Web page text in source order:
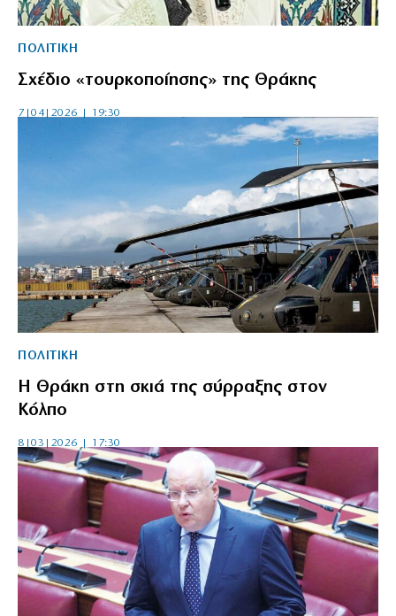
ΠΟΛΙΤΙΚΗ
Σχέδιο «τουρκοποίησης» της Θράκης
7|04|2026 | 19:30
ΠΟΛΙΤΙΚΗ
Η Θράκη στη σκιά της σύρραξης στον
Κόλπο
8|03|2026 | 17:30